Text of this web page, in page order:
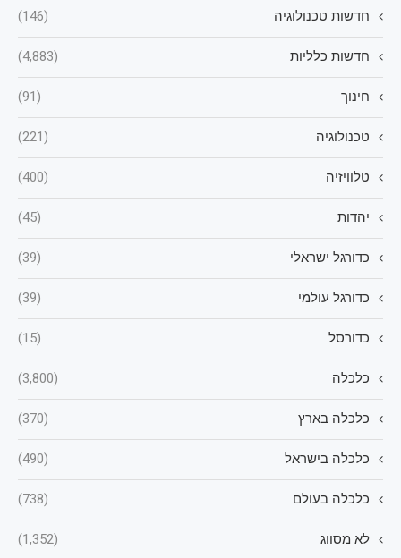
חדשות טכנולוגיה (146)
חדשות כלליות (4,883)
חינוך (91)
טכנולוגיה (221)
טלוויזיה (400)
יהדות (45)
כדורגל ישראלי (39)
כדורגל עולמי (39)
כדורסל (15)
כלכלה (3,800)
כלכלה בארץ (370)
כלכלה בישראל (490)
כלכלה בעולם (738)
לא מסווג (1,352)